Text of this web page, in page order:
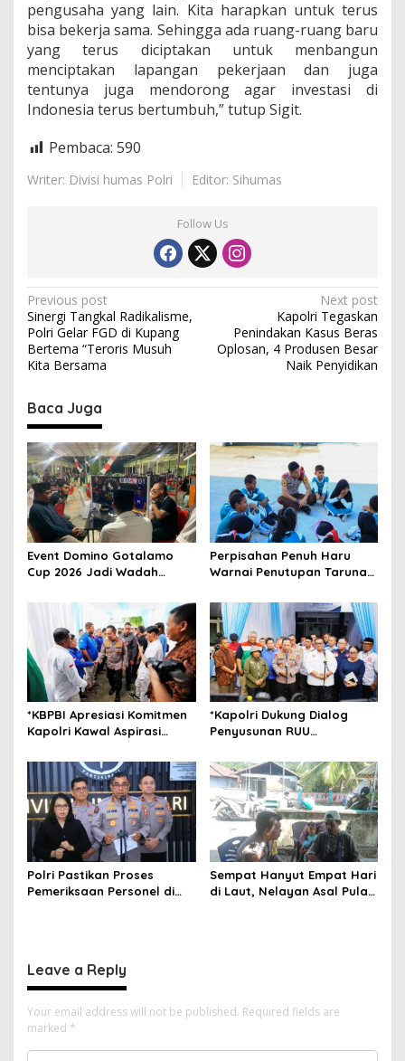
pengusaha yang lain. Kita harapkan untuk terus
bisa bekerja sama. Sehingga ada ruang-ruang baru
yang terus diciptakan untuk menbangun
menciptakan lapangan pekerjaan dan juga
tentunya juga mendorong agar investasi di
Indonesia terus bertumbuh,” tutup Sigit.
Pembaca: 590
Writer: Divisi humas Polri Editor: Sihumas
Follow Us
P
o
s
t
n
a
v
i
g
a
t
i
o
Previous post
Sinergi Tangkal Radikalisme,
Polri Gelar FGD di Kupang
Bertema “Teroris Musuh
Kita Bersama
Next post
Kapolri Tegaskan
Penindakan Kasus Beras
Oplosan, 4 Produsen Besar
Naik Penyidikan
Baca Juga
Event Domino Gotalamo
Cup 2026 Jadi Wadah
Kebersamaan Masyarakat
Perpisahan Penuh Haru
Warnai Penutupan Taruna
Kepulauan
*KBPBI Apresiasi Komitmen
Kapolri Kawal Aspirasi
Ketenagakerjaan*
*Kapolri Dukung Dialog
Penyusunan RUU
Jembatan Aspirasi Buruh*
Polri Pastikan Proses
Pemeriksaan Personel di
Sempat Hanyut Empat Hari
di Laut, Nelayan Asal Pulau
Leave a Reply
Your email address will not be published. Required fields are
marked *